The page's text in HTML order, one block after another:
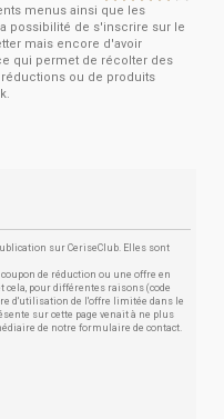
menus ainsi que les
possibilité de s'inscrire sur le
mais encore d'avoir
qui permet de récolter des
ou de produits
sur CeriseClub. Elles sont
de réduction ou une offre en
pour différentes raisons (code
d'utilisation de l'offre limitée dans le
sur cette page venait à ne plus
de notre formulaire de contact.